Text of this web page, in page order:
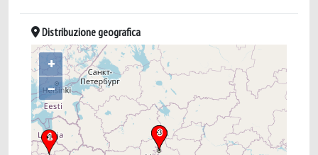
Distribuzione geografica
+
–